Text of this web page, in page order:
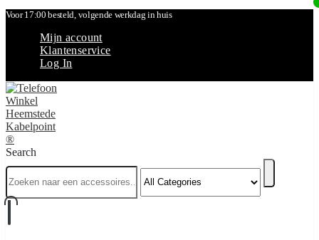
Voor 17:00 besteld, volgende werkdag in huis
Mijn account
Klantenservice
Log In
Search